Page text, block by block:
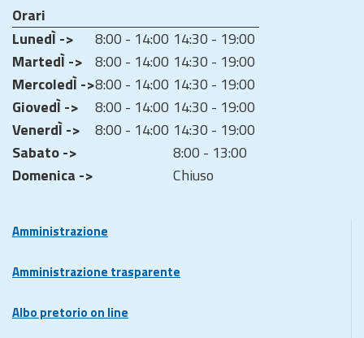
Orari
LunedÌ ->
8:00 - 14:00 14:30 - 19:00
MartedÌ -> 8:00 - 14:00 14:30 - 19:00
MercoledÌ ->8:00 - 14:00 14:30 - 19:00
GiovedÌ ->
8:00 - 14:00 14:30 - 19:00
VenerdÌ ->
8:00 - 14:00 14:30 - 19:00
Sabato ->
8:00 - 13:00
Domenica ->
Chiuso
Amministrazione
Amministrazione trasparente
Albo pretorio on line